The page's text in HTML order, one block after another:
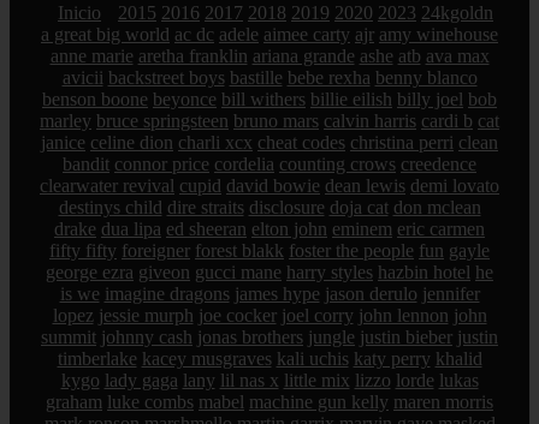
Inicio 2015 2016 2017 2018 2019 2020 2023 24kgoldn
a great big world ac dc adele aimee carty ajr amy winehouse
anne marie aretha franklin ariana grande ashe atb ava max
avicii backstreet boys bastille bebe rexha benny blanco
benson boone beyonce bill withers billie eilish billy joel bob
marley bruce springsteen bruno mars calvin harris cardi b cat
janice celine dion charli xcx cheat codes christina perri clean
bandit connor price cordelia counting crows creedence
clearwater revival cupid david bowie dean lewis demi lovato
destinys child dire straits disclosure doja cat don mclean
drake dua lipa ed sheeran elton john eminem eric carmen
fifty fifty foreigner forest blakk foster the people fun gayle
george ezra giveon gucci mane harry styles hazbin hotel he
is we imagine dragons james hype jason derulo jennifer
lopez jessie murph joe cocker joel corry john lennon john
summit johnny cash jonas brothers jungle justin bieber justin
timberlake kacey musgraves kali uchis katy perry khalid
kygo lady gaga lany lil nas x little mix lizzo lorde lukas
graham luke combs mabel machine gun kelly maren morris